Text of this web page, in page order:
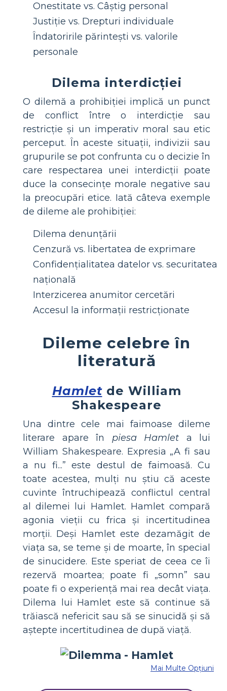
Onestitate vs. Câștig personal
Justiție vs. Drepturi individuale
Îndatoririle părintești vs. valorile
personale
Dilema interdicției
O dilemă a prohibiției implică un punct
de conflict între o interdicție sau
restricție și un imperativ moral sau etic
perceput. În aceste situații, indivizii sau
grupurile se pot confrunta cu o decizie în
care respectarea unei interdicții poate
duce la consecințe morale negative sau
la preocupări etice. Iată câteva exemple
de dileme ale prohibiției:
Dilema denunțării
Cenzură vs. libertatea de exprimare
Confidențialitatea datelor vs. securitatea
națională
Interzicerea anumitor cercetări
Accesul la informații restricționate
Dileme celebre în
literatură
Hamletde William
Shakespeare
Una dintre cele mai faimoase dileme
literare apare în piesa Hamlet a lui
William Shakespeare. Expresia „A fi sau
a nu fi...” este destul de faimoasă. Cu
toate acestea, mulți nu știu că aceste
cuvinte întruchipează conflictul central
al dilemei lui Hamlet. Hamlet compară
agonia vieții cu frica și incertitudinea
morții. Deși Hamlet este dezamăgit de
viața sa, se teme și de moarte, în special
de sinucidere. Este speriat de ceea ce îi
rezervă moartea; poate fi „somn” sau
poate fi o experiență mai rea decât viața.
Dilema lui Hamlet este să continue să
trăiască nefericit sau să se sinucidă și să
aștepte incertitudinea de după viață.
Mai Multe Opțiuni